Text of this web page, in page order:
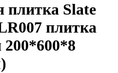
плитка Slate
плитка
200*600*8